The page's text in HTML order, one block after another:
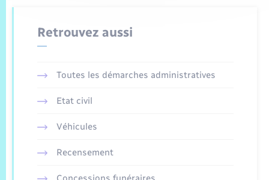
Retrouvez aussi
Toutes les démarches administratives
Etat civil
Véhicules
Recensement